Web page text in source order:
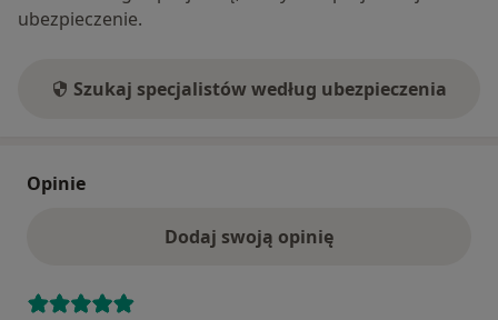
ubezpieczenie.
Szukaj specjalistów według ubezpieczenia
Opinie
Dodaj swoją opinię